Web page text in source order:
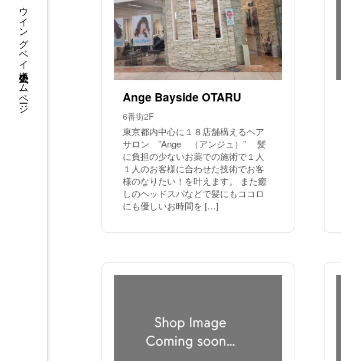
ウイングベイ小樽 公式ホームページ Ange Bayside OTARU
6番街2F
東京都内中心に１８店舗構えるヘア
サロン ”Ange （アンジュ）” 髪
に負担の少ないお薬での施術で１人
１人のお客様に合わせた技術でお客
様のなりたい！を叶えます。 また癒
しのヘッドスパなどで髪にもココロ
にも優しいお時間を […]